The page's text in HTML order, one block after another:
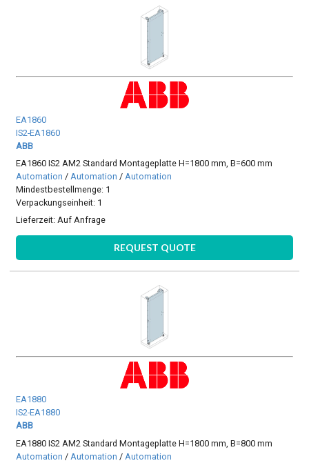
EA1860
IS2-EA1860
ABB
EA1860 IS2 AM2 Standard Montageplatte H=1800 mm, B=600 mm
Automation /Automation /Automation
Mindestbestellmenge: 1
Verpackungseinheit: 1
Lieferzeit:Auf Anfrage
REQUEST QUOTE
EA1880
IS2-EA1880
ABB
EA1880 IS2 AM2 Standard Montageplatte H=1800 mm, B=800 mm
Automation / Automation / Automation